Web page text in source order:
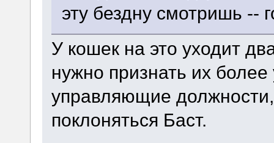
эту бездну смотришь --
У кошек на это уходит
нужно признать их
управляющие должности,
поклоняться Баст.